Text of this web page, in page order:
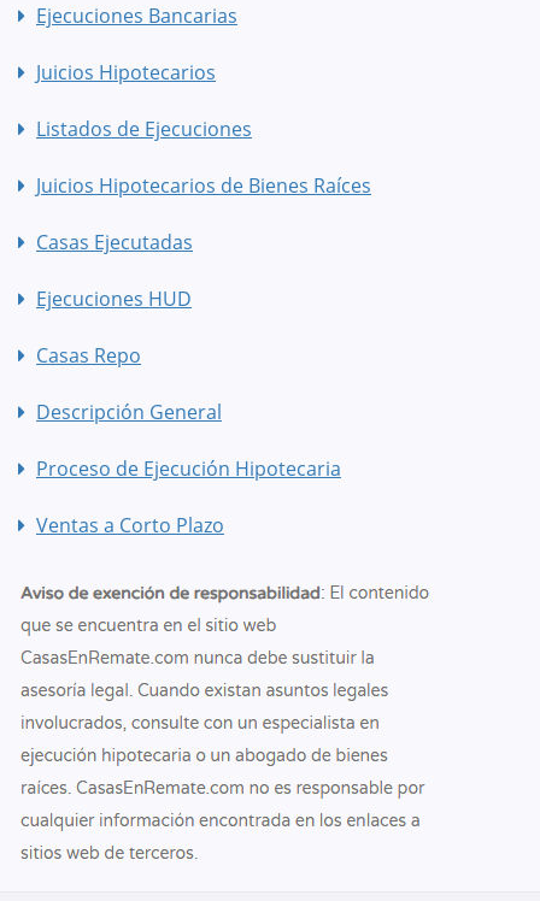
Ejecuciones Bancarias
Juicios Hipotecarios
Listados de Ejecuciones
Juicios Hipotecarios de Bienes Raíces
Casas Ejecutadas
Ejecuciones HUD
Casas Repo
Descripción General
Proceso de Ejecución Hipotecaria
Ventas a Corto Plazo